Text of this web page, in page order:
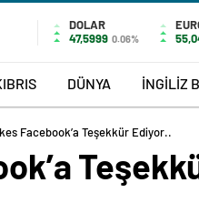
DOLAR
47,5999 0.06%
DÜNYA İNGİLİZ
Facebook’a Teşekkür Ediyor..